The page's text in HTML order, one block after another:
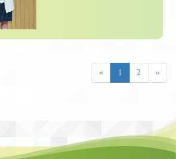
« 1 2 »